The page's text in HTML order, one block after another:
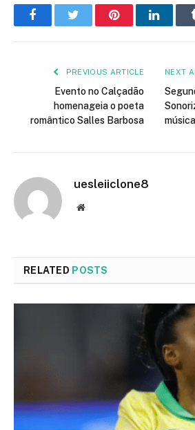
FacebookTwitter Pinterest
PREVIOUS ARTICLE
Evento no Calçadão
homenageia o poeta
romântico Salles Barbosa
NEXT
uesleiiclone8
Website
RELATED POSTS